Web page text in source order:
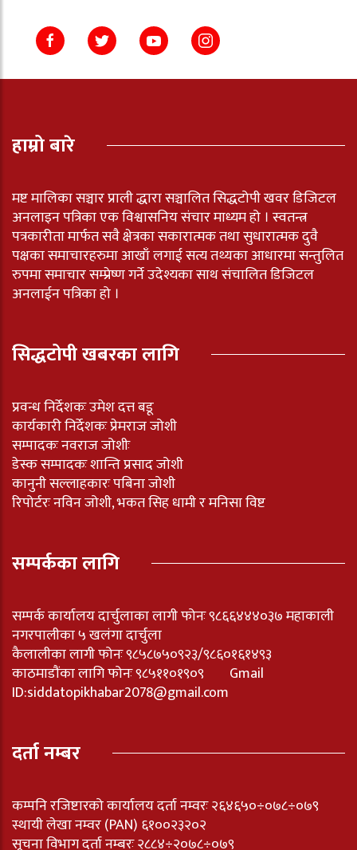
हाम्रो बारे
मष्ट मालिका सञ्चार प्राली द्धारा सञ्चालित सिद्धटोपी खवर डिजिटल
अनलाइन पत्रिका एक विश्वासनिय संचार माध्यम हो । स्वतन्त्र
पत्रकारीता मार्फत सवै क्षेत्रका सकारात्मक तथा सुधारात्मक दुवै
पक्षका समाचारहरुमा आखाँ लगाई सत्य तथ्यका आधारमा सन्तुलित
रुपमा समाचार सम्प्रेष्ण गर्ने उदेश्यका साथ संचालित डिजिटल
अनलाईन पत्रिका हो ।
सिद्धटोपी खबरका लागि
प्रवन्ध निर्देशकः उमेश दत्त बडू
कार्यकारी निर्देशकः प्रेमराज जोशी
सम्पादकः नवराज जोशीः
डेस्क सम्पादकः शान्ति प्रसाद जोशी
कानुनी सल्लाहकारः पबिना जोशी
रिपोर्टरः नविन जोशी, भकत सिह धामी र मनिसा विष्ट
सम्पर्कका लागि
सम्पर्क कार्यालय दार्चुलाका लागी फोनः ९८६६४४४०३७ महाकाली
नगरपालीका ५ खलंगा दार्चुला
कैलालीका लागी फोनः ९८५८७५०९२३/९८६०१६१४९३
काठमाडौंका लागि फोनः ९८५११०१९०९ Gmail
ID:siddatopikhabar2078@gmail.com
दर्ता नम्बर
कम्पनि रजिष्टारको कार्यालय दर्ता नम्वरः २६४६५०÷०७८÷०७९
स्थायी लेखा नम्वर (PAN) ६१००२३२०२
सूचना विभाग दर्ता नम्बरः २८८४÷२०७८÷०७९